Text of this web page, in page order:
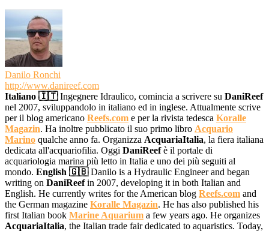
Danilo Ronchi
http://www.danireef.com
Italiano 🇮🇹Ingegnere Idraulico, comincia a scrivere su DaniReef
nel 2007, sviluppandolo in italiano ed in inglese. Attualmente scrive
per il blog americano Reefs.com e per la rivista tedesca Koralle
Magazin. Ha inoltre pubblicato il suo primo libro Acquario
Marino qualche anno fa. Organizza AcquariaItalia, la fiera italiana
dedicata all'acquariofilia. Oggi DaniReefè il portale di
acquariologia marina più letto in Italia e uno dei più seguiti al
mondo. English 🇬🇧Danilo is a Hydraulic Engineer and began
writing on DaniReefin 2007, developing it in both Italian and
English. He currently writes for the American blog Reefs.com and
the German magazine Koralle Magazin. He has also published his
first Italian book Marine Aquarium a few years ago. He organizes
AcquariaItalia, the Italian trade fair dedicated to aquaristics. Today,